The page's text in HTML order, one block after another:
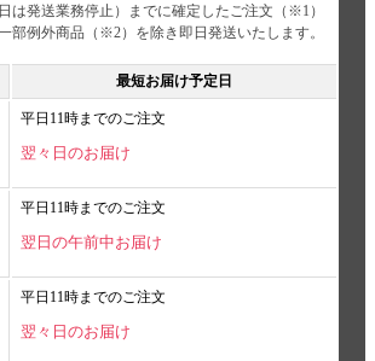
は発送業務停止）までに確定したご注文（※1）
部例外商品（※2）を除き即日発送いたします。
最短お届け予定日
平日11時までのご注文
翌々日のお届け
平日11時までのご注文
翌日の午前中お届け
平日11時までのご注文
翌々日のお届け